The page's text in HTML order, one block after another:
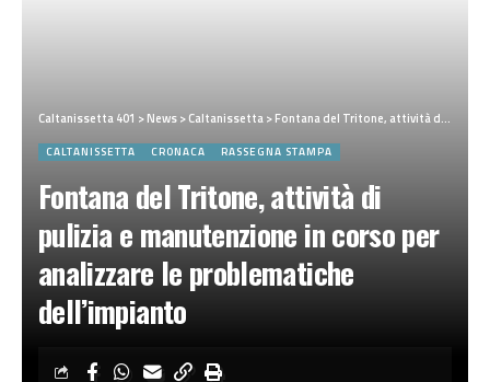
Caltanissetta 401 >News>Caltanissetta>Fontana del Tritone, attività di pulizia e manutenzione in corso per analizzare le problematiche dell’impianto
CALTANISSETTA CRONACA RASSEGNA STAMPA
Fontana del Tritone, attività di
pulizia e manutenzione in corso per
analizzare le problematiche
dell’impianto